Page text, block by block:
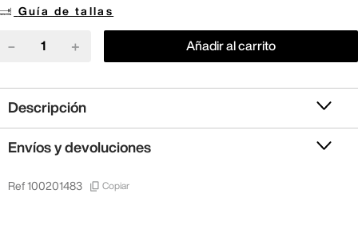
Guía de tallas
＋
－ Añadir al carrito
Descripción
Envíos y devoluciones
Ref 100201483 Copiar